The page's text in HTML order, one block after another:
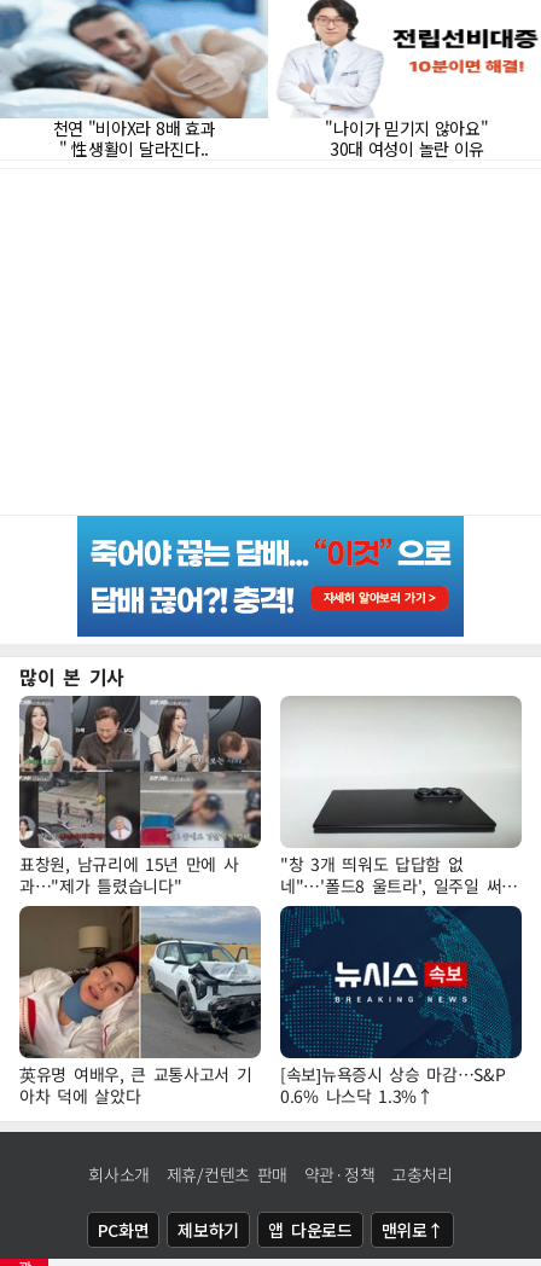
많이 본 기사
표창원, 남규리에 15년 만에 사
과…"제가 틀렸습니다"
"창 3개 띄워도 답답함 없
네"…'폴드8 울트라', 일주일 써보
니
英유명 여배우, 큰 교통사고서 기
아차 덕에 살았다
[속보]뉴욕증시 상승 마감…S&P
0.6% 나스닥 1.3%↑
회사소개 제휴/컨텐츠 판매 약관·정책 고충처리
PC화면 제보하기 앱 다운로드 맨위로↑